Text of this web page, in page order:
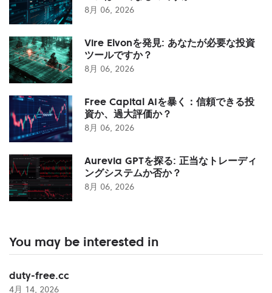
8月 06, 2026
Vire Elvonを発見: あなたが必要な投資
ツールですか？
8月 06, 2026
Free Capital AIを暴く：信頼できる投
資か、過大評価か？
8月 06, 2026
Aurevia GPTを探る: 正当なトレーディ
ングシステムか否か？
8月 06, 2026
You may be interested in
duty-free.cc
4月 14, 2026